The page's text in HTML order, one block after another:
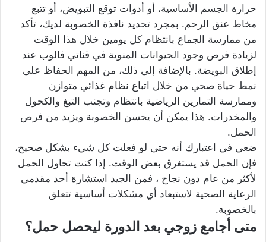
حرارة الجسم الأساسية، أو أدوات توقع التبويض، أو تتبع
مخاط عنق الرحم. بمجرد تحديد نافذة الخصوبة لديك، تأكد
من ممارسة الجماع بانتظام كل يومين خلال هذا الوقت
لزيادة فرص وجود الحيوانات المنوية في قناتي فالوب عند
إطلاق البويضة. بالإضافة إلى ذلك، من المهم الحفاظ على
نمط حياة صحي من خلال اتباع نظام غذائي متوازن
وممارسة التمارين الرياضية بانتظام وتجنب التبغ والكحول
والمخدرات. هذا يمكن أن يحسن الخصوبة ويزيد من فرص
الحمل.
ضعي في اعتبارك أنه حتى لو فعلت كل شيء بشكل صحيح،
فإن الحمل قد يستغرق بعض الوقت. إذا كنت تحاول الحمل
لأكثر من عام دون نجاح ، فمن الجيد استشارة أحد مقدمي
الرعاية الصحية لاستبعاد أي مشكلات أساسية تتعلق
بالخصوبة.
متى أجامع زوجي بعد الدورة ليحصل حمل؟